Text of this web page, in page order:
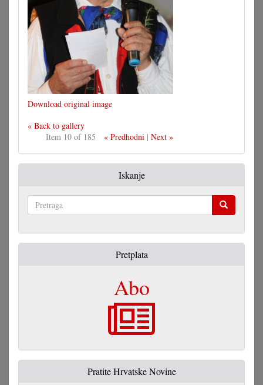
Download original image
« Back to gallery
Item 10 of 185
« Predhodni | Next »
Iskanje
Pretplata
Abo
Pratite Hrvatske Novine